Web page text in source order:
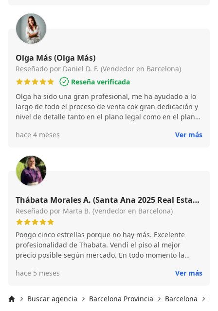
Olga Más (Olga Más)
Reseñado por Daniel D. F. (Vendedor en Barcelona)
Reseña verificada
Olga ha sido una gran profesional, me ha ayudado a lo
largo de todo el proceso de venta cok gran dedicación y
nivel de detalle tanto en el plano legal como en el plano
recomendable
hace 4 meses Ver más
Thábata Morales A. (Santa Ana 2025 Real Estate
- Thábata Morales)
Reseñado por Marta B. (Vendedor en Barcelona)
Pongo cinco estrellas porque no hay más. Excelente
profesionalidad de Thabata. Vendí el piso al mejor
precio posible según mercado. En todo momento la
comodidad a la hora de venderlo. Si alguna vez tengo
compra de un inmueble, no voy a dudar ni un segundo
en donde acudir. Gracias Thabata por tu esfuerzo diario.
hace 5 meses Ver más
Buscar agencia Barcelona Provincia Barcelona